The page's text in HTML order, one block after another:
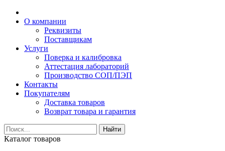
О компании
Реквизиты
Поставщикам
Услуги
Поверка и калибровка
Аттестация лабораторий
Производство СОП/ПЭП
Контакты
Покупателям
Доставка товаров
Возврат товара и гарантия
Найти
Каталог товаров